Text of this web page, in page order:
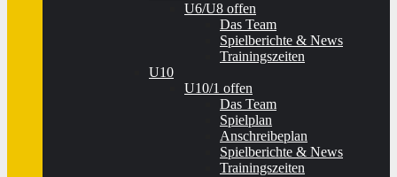
U6/U8 offen
Das Team
Spielberichte & News
Trainingszeiten
U10
U10/1 offen
Das Team
Spielplan
Anschreibeplan
Spielberichte & News
Trainingszeiten